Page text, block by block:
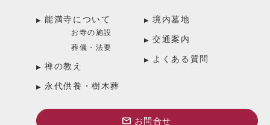
能満寺について
お寺の施設
葬儀・法要
禅の教え
永代供養・樹木葬
境内墓地
交通案内
よくある質問
お問合せ